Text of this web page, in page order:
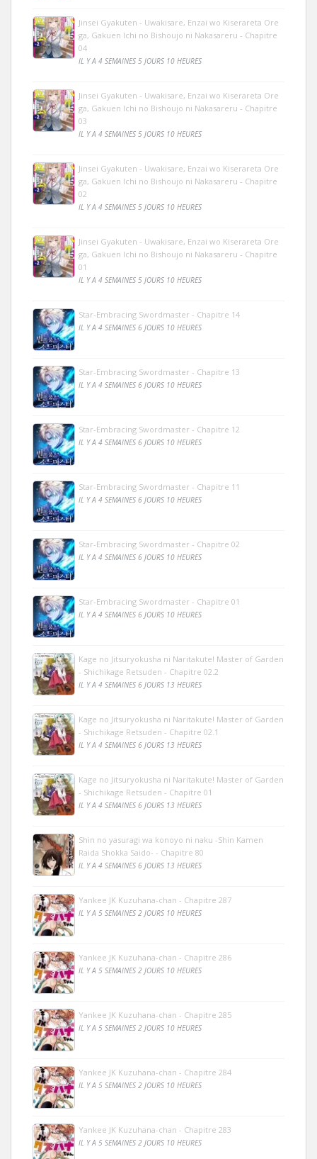
Jinsei Gyakuten - Uwakisare, Enzai wo Kiserareta Ore
ga, Gakuen Ichi no Bishoujo ni Nakasareru - Chapitre
04
IL Y A 4 SEMAINES 5 JOURS 10 HEURES
Jinsei Gyakuten - Uwakisare, Enzai wo Kiserareta Ore
ga, Gakuen Ichi no Bishoujo ni Nakasareru - Chapitre
03
IL Y A 4 SEMAINES 5 JOURS 10 HEURES
Jinsei Gyakuten - Uwakisare, Enzai wo Kiserareta Ore
ga, Gakuen Ichi no Bishoujo ni Nakasareru - Chapitre
02
IL Y A 4 SEMAINES 5 JOURS 10 HEURES
Jinsei Gyakuten - Uwakisare, Enzai wo Kiserareta Ore
ga, Gakuen Ichi no Bishoujo ni Nakasareru - Chapitre
01
IL Y A 4 SEMAINES 5 JOURS 10 HEURES
Star-Embracing Swordmaster - Chapitre 14
IL Y A 4 SEMAINES 6 JOURS 10 HEURES
Star-Embracing Swordmaster - Chapitre 13
IL Y A 4 SEMAINES 6 JOURS 10 HEURES
Star-Embracing Swordmaster - Chapitre 12
IL Y A 4 SEMAINES 6 JOURS 10 HEURES
Star-Embracing Swordmaster - Chapitre 11
IL Y A 4 SEMAINES 6 JOURS 10 HEURES
Star-Embracing Swordmaster - Chapitre 02
IL Y A 4 SEMAINES 6 JOURS 10 HEURES
Star-Embracing Swordmaster - Chapitre 01
IL Y A 4 SEMAINES 6 JOURS 10 HEURES
Kage no Jitsuryokusha ni Naritakute! Master of Garden
- Shichikage Retsuden - Chapitre 02.2
IL Y A 4 SEMAINES 6 JOURS 13 HEURES
Kage no Jitsuryokusha ni Naritakute! Master of Garden
- Shichikage Retsuden - Chapitre 02.1
IL Y A 4 SEMAINES 6 JOURS 13 HEURES
Kage no Jitsuryokusha ni Naritakute! Master of Garden
- Shichikage Retsuden - Chapitre 01
IL Y A 4 SEMAINES 6 JOURS 13 HEURES
Shin no yasuragi wa konoyo ni naku -Shin Kamen
Raida Shokka Saido- - Chapitre 80
IL Y A 4 SEMAINES 6 JOURS 13 HEURES
Yankee JK Kuzuhana-chan - Chapitre 287
IL Y A 5 SEMAINES 2 JOURS 10 HEURES
Yankee JK Kuzuhana-chan - Chapitre 286
IL Y A 5 SEMAINES 2 JOURS 10 HEURES
Yankee JK Kuzuhana-chan - Chapitre 285
IL Y A 5 SEMAINES 2 JOURS 10 HEURES
Yankee JK Kuzuhana-chan - Chapitre 284
IL Y A 5 SEMAINES 2 JOURS 10 HEURES
Yankee JK Kuzuhana-chan - Chapitre 283
IL Y A 5 SEMAINES 2 JOURS 10 HEURES